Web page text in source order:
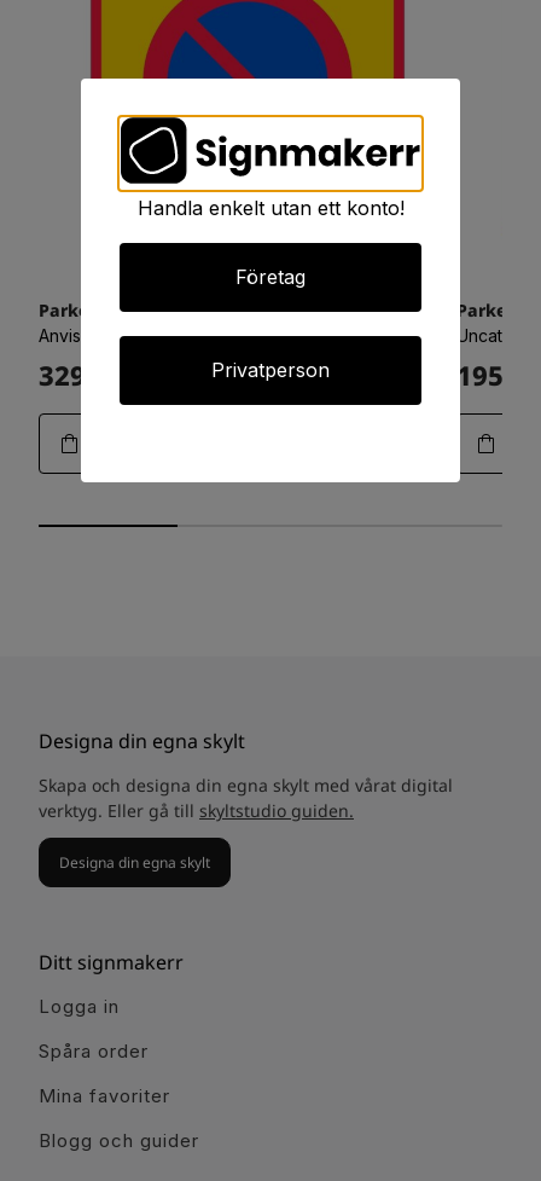
Parkeringsförbud i området 900x900 refex
Anvisningsskyltar - Vägvisning
3294:- 1950:-
Designa din egna skylt
Skapa och designa din egna skylt med vårat digital
verktyg. Eller gå till skyltstudio guiden.
Designa din egna skylt
Ditt signmakerr
Logga in
Spåra order
Mina favoriter
Blogg och guider
Handla enkelt utan ett konto!
Företag
Privatperson